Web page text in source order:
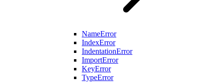
NameError
IndexError
IndentationError
ImportError
KeyError
TypeError